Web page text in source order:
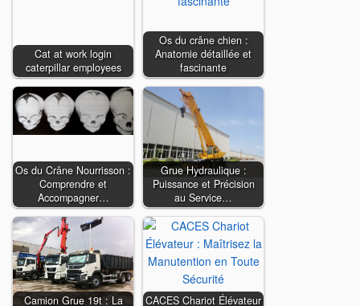
Cat at work login
caterpillar employees
Os du crâne chien :
Anatomie détaillée et
fascinante
Os du Crâne Nourrisson :
Comprendre et
Accompagner…
Grue Hydraulique :
Puissance et Précision
au Service…
Camion Grue 19t : La
CACES Chariot Élévateur